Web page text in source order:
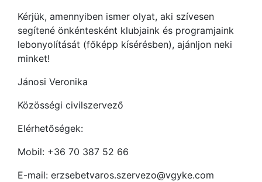
Kérjük, amennyiben ismer olyat, aki szívesen
segítené önkéntesként klubjaink és programjaink
lebonyolítását (főképp kísérésben), ajánljon neki
minket!
Jánosi Veronika
Közösségi civilszervező
Elérhetőségek:
Mobil: +36 70 387 52 66
E-mail: erzsebetvaros.szervezo@vgyke.com